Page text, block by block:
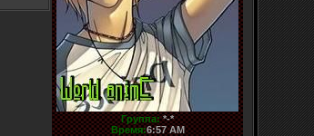
Группа: *-*
Время:6:57 AM